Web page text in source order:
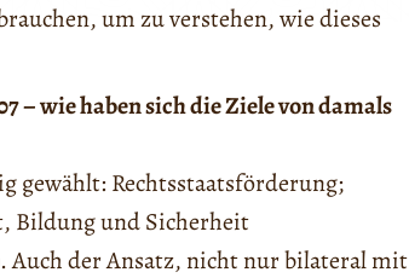
um zu verstehen, wie dieses
– wie haben sich die Ziele von damals
gewählt: Rechtsstaatsförderung;
Bildung und Sicherheit
Auch der Ansatz, nicht nur bilateral mit